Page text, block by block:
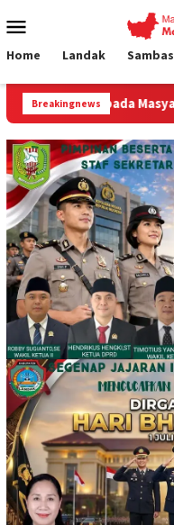
ke
Mobile
Home Landak Sambas
BreakingnewsDesa Darit